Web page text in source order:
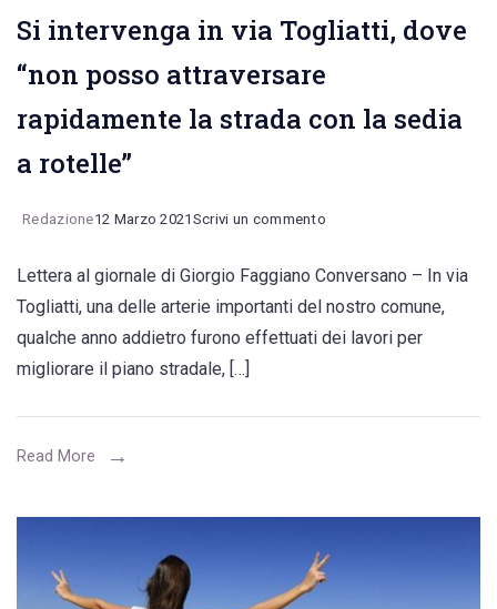
astenuti
Si intervenga in via Togliatti, dove
“non posso attraversare
rapidamente la strada con la sedia
a rotelle”
Redazione12 Marzo 2021 Scrivi un commento
intervenga
in
dove
attraversare
rapidamente
la
Lettera al giornale di Giorgio Faggiano Conversano – In via
Togliatti, una delle arterie importanti del nostro comune,
qualche anno addietro furono effettuati dei lavori per
migliorare il piano stradale, […]
Read More